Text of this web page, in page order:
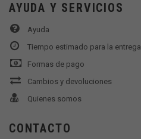
AYUDA Y SERVICIOS
Ayuda
Tiempo estimado para la entrega
Formas de pago
Cambios y devoluciones
Quienes somos
CONTACTO